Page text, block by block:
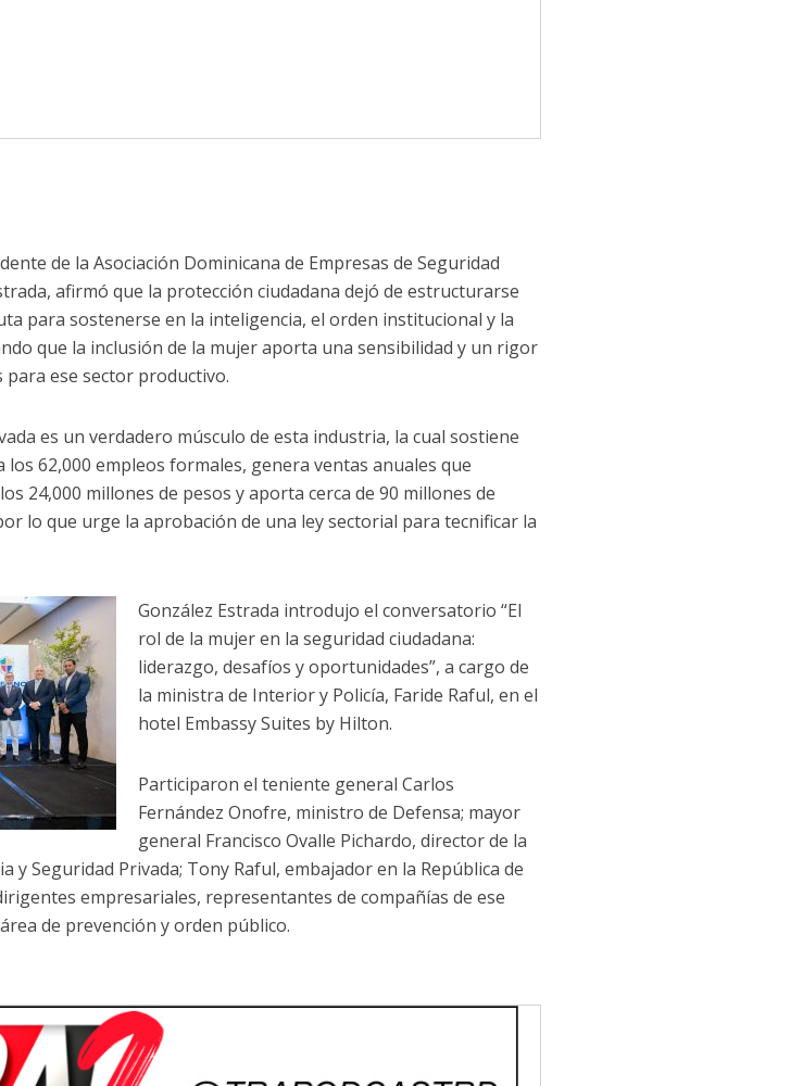
de la Asociación Dominicana de Empresas de Seguridad
afirmó que la protección ciudadana dejó de estructurarse
para sostenerse en la inteligencia, el orden institucional y la
que la inclusión de la mujer aporta una sensibilidad y un rigor
ese sector productivo.
es un verdadero músculo de esta industria, la cual sostiene
62,000 empleos formales, genera ventas anuales que
24,000 millones de pesos y aporta cerca de 90 millones de
lo que urge la aprobación de una ley sectorial para tecnificar la
González Estrada introdujo el conversatorio “El
rol de la mujer en la seguridad ciudadana:
liderazgo, desafíos y oportunidades”, a cargo de
la ministra de Interior y Policía, Faride Raful, en el
hotel Embassy Suites by Hilton.
Participaron el teniente general Carlos
Fernández Onofre, ministro de Defensa; mayor
general Francisco Ovalle Pichardo, director de la
y Seguridad Privada; Tony Raful, embajador en la República de
empresariales, representantes de compañías de ese
de prevención y orden público.